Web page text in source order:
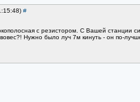
#
с резистором. С Вашей станции
Нужно было луч 7м кинуть - он по-